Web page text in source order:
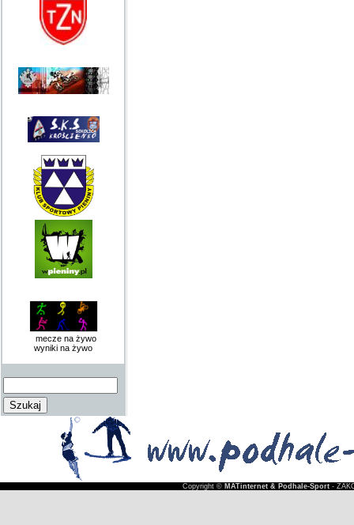
mecze na żywo
wyniki na żywo
Copyright © MATinternet & Podhale-Sport-